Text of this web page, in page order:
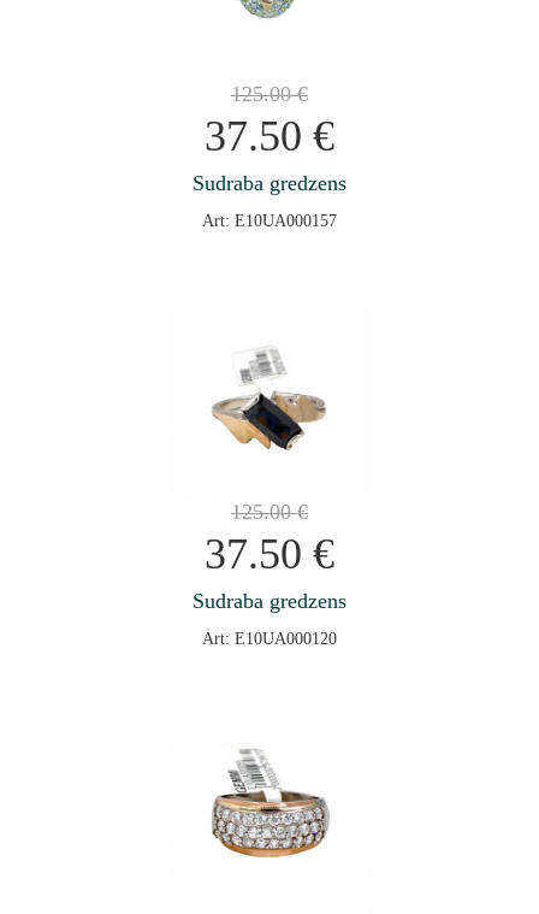
125.00€
37.50 €
Sudraba gredzens
Art: E10UA000157
125.00€
37.50 €
Sudraba gredzens
Art: E10UA000120